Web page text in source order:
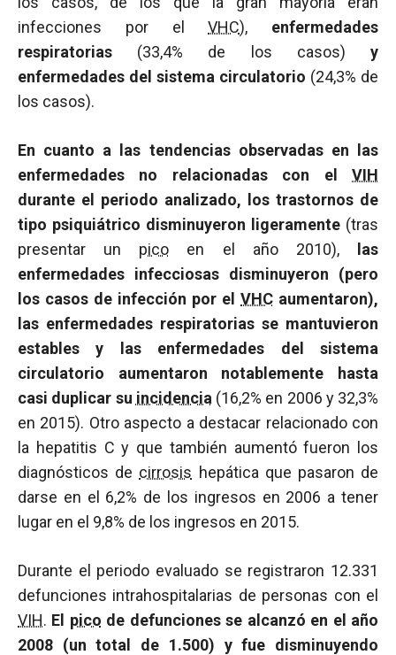
infecciones por elVHC), enfermedades
respiratorias (33,4% de los casos) y
enfermedades del sistema circulatorio (24,3% de
los casos).
En cuanto a las tendencias observadas en las
enfermedades no relacionadas con el VIH
durante el periodo analizado, los trastornos de
tipo psiquiátrico disminuyeron ligeramente (tras
presentar un pico en el año 2010),
las
enfermedades infecciosas disminuyeron (pero
los casos de infección por el VHC aumentaron),
las enfermedades respiratorias se mantuvieron
estables y las enfermedades del sistema
circulatorio aumentaron notablemente hasta
casi duplicar su incidencia (16,2% en 2006 y 32,3%
en 2015). Otro aspecto a destacar relacionado con
la hepatitis C y que también aumentó fueron los
diagnósticos de cirrosis hepática que pasaron de
darse en el 6,2% de los ingresos en 2006 a tener
lugar en el 9,8% de los ingresos en 2015.
Durante el periodo evaluado se registraron 12.331
defunciones intrahospitalarias de personas con el
VIH. El pico de defunciones se alcanzó en el año
2008 (un total de 1.500) y fue disminuyendo